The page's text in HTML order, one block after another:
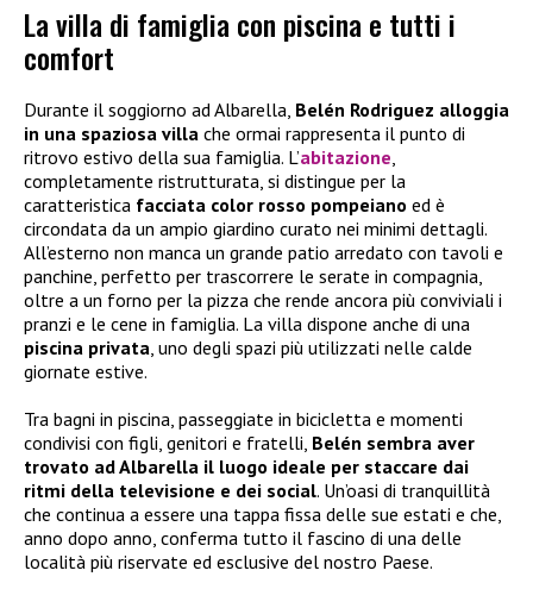
La villa di famiglia con piscina e tutti i
comfort
Durante il soggiorno ad Albarella, Belén Rodriguez alloggia
in una spaziosa villa che ormai rappresenta il punto di
ritrovo estivo della sua famiglia. L’abitazione
completamente ristrutturata, si distingue per la
caratteristica facciata color rosso pompeiano ed è
circondata da un ampio giardino curato nei minimi dettagli.
All’esterno non manca un grande patio arredato con tavoli e
panchine, perfetto per trascorrere le serate in compagnia,
oltre a un forno per la pizza che rende ancora più conviviali i
pranzi e le cene in famiglia. La villa dispone anche di una
piscina privata , uno degli spazi più utilizzati nelle calde
giornate estive.
Tra bagni in piscina, passeggiate in bicicletta e momenti
condivisi con figli, genitori e fratelli, Belén sembra aver
trovato ad Albarella il luogo ideale per staccare dai
ritmi della televisione e dei social. Un’oasi di tranquillità
che continua a essere una tappa fissa delle sue estati e che,
anno dopo anno, conferma tutto il fascino di una delle
località più riservate ed esclusive del nostro Paese.